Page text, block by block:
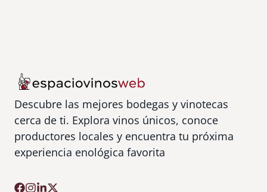
Descubre las mejores bodegas y vinotecas
cerca de ti. Explora vinos únicos, conoce
productores locales y encuentra tu próxima
experiencia enológica favorita